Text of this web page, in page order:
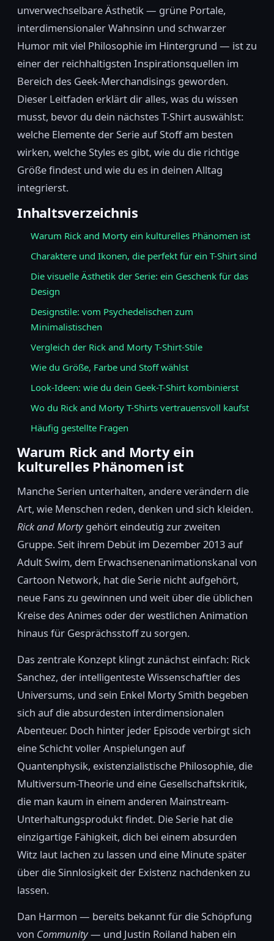
unverwechselbare Ästhetik — grüne Portale,
interdimensionaler Wahnsinn und schwarzer
Humor mit viel Philosophie im Hintergrund — ist zu
einer der reichhaltigsten Inspirationsquellen im
Bereich des Geek-Merchandisings geworden.
Dieser Leitfaden erklärt dir alles, was du wissen
musst, bevor du dein nächstes T-Shirt auswählst:
welche Elemente der Serie auf Stoff am besten
wirken, welche Styles es gibt, wie du die richtige
Größe findest und wie du es in deinen Alltag
integrierst.
Inhaltsverzeichnis
Warum Rick and Morty ein kulturelles Phänomen ist
Charaktere und Ikonen, die perfekt für ein T-Shirt sind
Die visuelle Ästhetik der Serie: ein Geschenk für das
Design
Designstile: vom Psychedelischen zum
Minimalistischen
Vergleich der Rick and Morty T-Shirt-Stile
Wie du Größe, Farbe und Stoff wählst
Look-Ideen: wie du dein Geek-T-Shirt kombinierst
Wo du Rick and Morty T-Shirts vertrauensvoll kaufst
Häufig gestellte Fragen
Warum Rick and Morty ein
kulturelles Phänomen ist
Manche Serien unterhalten, andere verändern die
Art, wie Menschen reden, denken und sich kleiden.
Rick and Mortygehört eindeutig zur zweiten
Gruppe. Seit ihrem Debüt im Dezember 2013 auf
Adult Swim, dem Erwachsenenanimationskanal von
Cartoon Network, hat die Serie nicht aufgehört,
neue Fans zu gewinnen und weit über die üblichen
Kreise des Animes oder der westlichen Animation
hinaus für Gesprächsstoff zu sorgen.
Das zentrale Konzept klingt zunächst einfach: Rick
Sanchez, der intelligenteste Wissenschaftler des
Universums, und sein Enkel Morty Smith begeben
sich auf die absurdesten interdimensionalen
Abenteuer. Doch hinter jeder Episode verbirgt sich
eine Schicht voller Anspielungen auf
Quantenphysik, existenzialistische Philosophie, die
Multiversum-Theorie und eine Gesellschaftskritik,
die man kaum in einem anderen Mainstream-
Unterhaltungsprodukt findet. Die Serie hat die
einzigartige Fähigkeit, dich bei einem absurden
Witz laut lachen zu lassen und eine Minute später
über die Sinnlosigkeit der Existenz nachdenken zu
lassen.
Dan Harmon — bereits bekannt für die Schöpfung
von Community— und Justin Roiland haben ein